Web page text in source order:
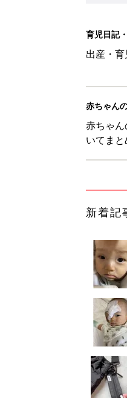
育児日記
出産・
赤ちゃん
赤ちゃ
いてま
新着記